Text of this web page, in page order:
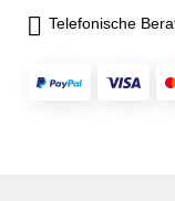
Genauigkeitsklasse
mm / cm Abbildung ggf.
Telefonische